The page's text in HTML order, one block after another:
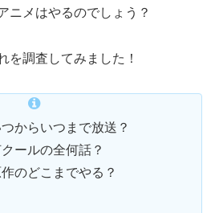
ニメはやるのでしょう？
を調査してみました！
からいつまで放送？
ールの全何話？
のどこまでやる？